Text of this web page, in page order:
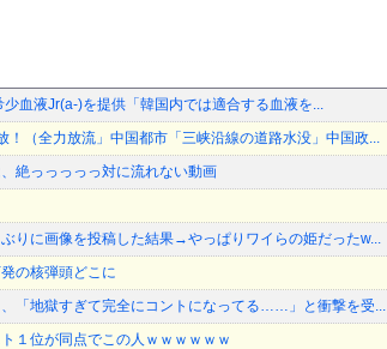
少血液Jr(a-)を提供「韓国内では適合する血液を...
！（全力放流」中国都市「三峡沿線の道路水没」中国政...
絶っっっっっ対に流れない動画
ぶりに画像を投稿した結果→やっぱりワイらの姫だったw...
の核弾頭どこに
「地獄すぎて完全にコントになってる……」と衝撃を受...
１位が同点でこの人ｗｗｗｗｗｗ